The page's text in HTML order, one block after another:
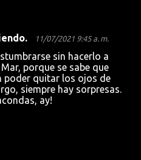
11/07/2021 9:45 a. m.
sin hacerlo a
porque se sabe que
poder quitar los ojos de
siempre hay sorpresas.
ay!